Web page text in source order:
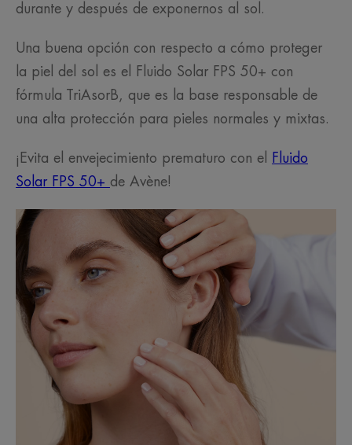
durante y después de exponernos al sol.
Una buena opción con respecto a cómo proteger
la piel del sol es el Fluido Solar FPS 50+ con
fórmula TriAsorB, que es la base responsable de
una alta protección para pieles normales y mixtas.
¡Evita el envejecimiento prematuro con el
Fluido
Solar FPS 50+ de Avène!